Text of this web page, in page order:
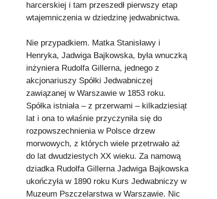
harcerskiej i tam przeszedł pierwszy etap
wtajemniczenia w dziedzinę jedwabnictwa.
Nie przypadkiem. Matka Stanisławy i
Henryka, Jadwiga Bajkowska, była wnuczką
inżyniera Rudolfa Gillerna, jednego z
akcjonariuszy Spółki Jedwabniczej
zawiązanej w Warszawie w 1853 roku.
Spółka istniała – z przerwami – kilkadziesiąt
lat i ona to właśnie przyczyniła się do
rozpowszechnienia w Polsce drzew
morwowych, z których wiele przetrwało aż
do lat dwudziestych XX wieku. Za namową
dziadka Rudolfa Gillerna Jadwiga Bajkowska
ukończyła w 1890 roku Kurs Jedwabniczy w
Muzeum Pszczelarstwa w Warszawie. Nic